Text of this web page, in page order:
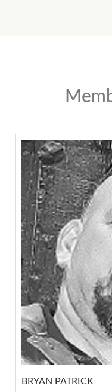
BRYAN PATRICK